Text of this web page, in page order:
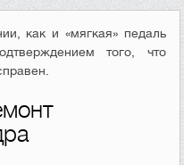
как и «мягкая» педаль
того, что